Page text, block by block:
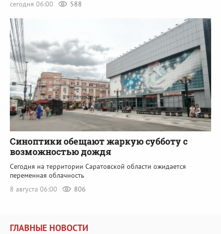
сегодня 06:00
588
Синоптики обещают жаркую субботу с
возможностью дождя
Сегодня на территории Саратовской области ожидается
переменная облачность
8 августа 06:00
806
ГЛАВНЫЕ НОВОСТИ